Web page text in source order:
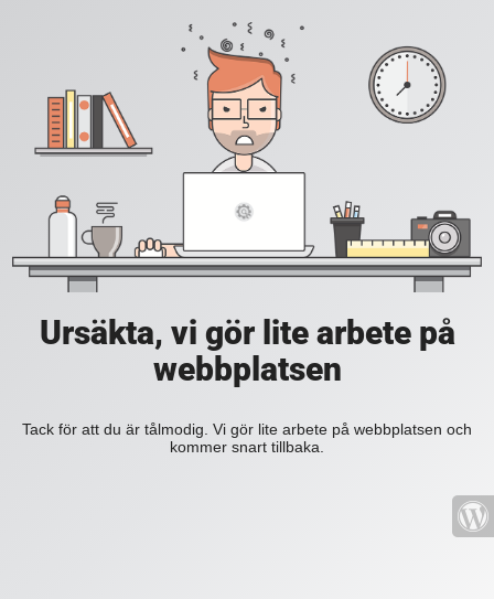
Ursäkta, vi gör lite arbete på
webbplatsen
Tack för att du är tålmodig. Vi gör lite arbete på webbplatsen och
kommer snart tillbaka.